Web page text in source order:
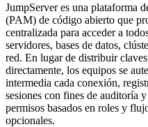
JumpServer es una plataforma
(PAM) de código abierto que
centralizada para acceder a
servidores, bases de datos,
red. En lugar de distribuir
directamente, los equipos se
intermedia cada conexión,
sesiones con fines de auditoría
permisos basados en roles y
opcionales.